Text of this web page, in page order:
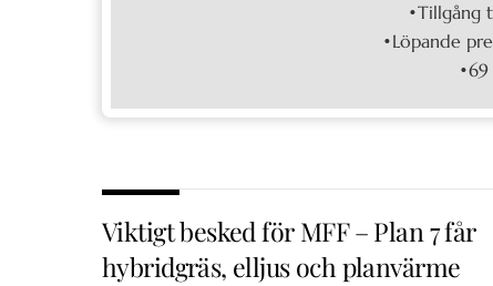
•Tillgång
•Löpande
Viktigt besked för MFF – Plan 7 får
hybridgräs, elljus och planvärme